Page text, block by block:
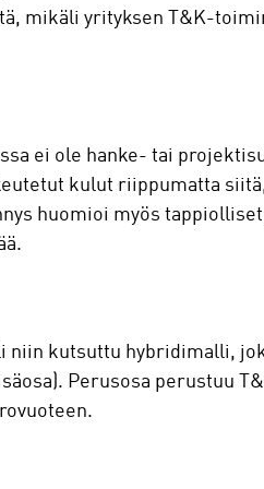
mikäli yrityksen T&K-
ei ole hanke- tai
kulut riippumatta
huomioi myös
niin kutsuttu hybridimalli,
Perusosa perustuu